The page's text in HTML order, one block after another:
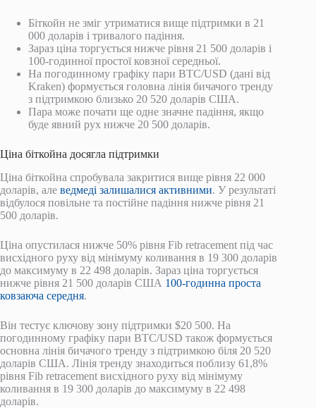
Біткойн не зміг утриматися вище підтримки в 21
000 доларів і тривалого падіння.
Зараз ціна торгується нижче рівня 21 500 доларів і
100-годинної простої ковзної середньої.
На погодинному графіку пари BTC/USD (дані від
Kraken) формується головна лінія бичачого тренду
з підтримкою близько 20 520 доларів США.
Пара може почати ще одне значне падіння, якщо
буде явний рух нижче 20 500 доларів.
Ціна біткойна досягла підтримки
Ціна біткойна спробувала закритися вище рівня 22 000
доларів, але ведмеді залишалися активними. У результаті
відбулося повільне та постійне падіння нижче рівня 21
500 доларів.
Ціна опустилася нижче 50% рівня Fib retracement під час
висхідного руху від мінімуму коливання в 19 300 доларів
до максимуму в 22 498 доларів. Зараз ціна торгується
нижче рівня 21 500 доларів США 100-годинна проста
ковзаюча середня.
Він тестує ключову зону підтримки $20 500. На
погодинному графіку пари BTC/USD також формується
основна лінія бичачого тренду з підтримкою біля 20 520
доларів США. Лінія тренду знаходиться поблизу 61,8%
рівня Fib retracement висхідного руху від мінімуму
коливання в 19 300 доларів до максимуму в 22 498
доларів.